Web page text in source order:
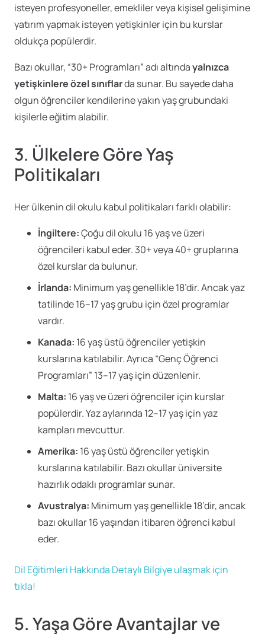
isteyen profesyoneller, emekliler veya kişisel gelişimine
yatırım yapmak isteyen yetişkinler için bu kurslar
oldukça popülerdir.
Bazı okullar, “30+ Programları” adı altındayalnızca
yetişkinlere özel sınıflarda sunar. Bu sayede daha
olgun öğrenciler kendilerine yakın yaş grubundaki
kişilerle eğitim alabilir.
3. Ülkelere Göre Yaş
Politikaları
Her ülkenin dil okulu kabul politikaları farklı olabilir:
İngiltere:Çoğu dil okulu 16 yaş ve üzeri
öğrencileri kabul eder. 30+ veya 40+ gruplarına
özel kurslar da bulunur.
İrlanda: Minimum yaş genellikle 18’dir. Ancak yaz
tatilinde 16–17 yaş grubu için özel programlar
vardır.
Kanada: 16 yaş üstü öğrenciler yetişkin
kurslarına katılabilir. Ayrıca “Genç Öğrenci
Programları” 13–17 yaş için düzenlenir.
Malta: 16 yaş ve üzeri öğrenciler için kurslar
popülerdir. Yaz aylarında 12–17 yaş için yaz
kampları mevcuttur.
Amerika: 16 yaş üstü öğrenciler yetişkin
kurslarına katılabilir. Bazı okullar üniversite
hazırlık odaklı programlar sunar.
Avustralya: Minimum yaş genellikle 18’dir, ancak
bazı okullar 16 yaşından itibaren öğrenci kabul
eder.
Dil Eğitimleri Hakkında Detaylı Bilgiye ulaşmak için
tıkla!
5. Yaşa Göre Avantajlar ve